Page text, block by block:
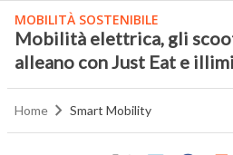
MOBILITÀ SOSTENIBILE
Mobilità elettrica, gli
alleano con Just Eat e
Home Smart Mobility